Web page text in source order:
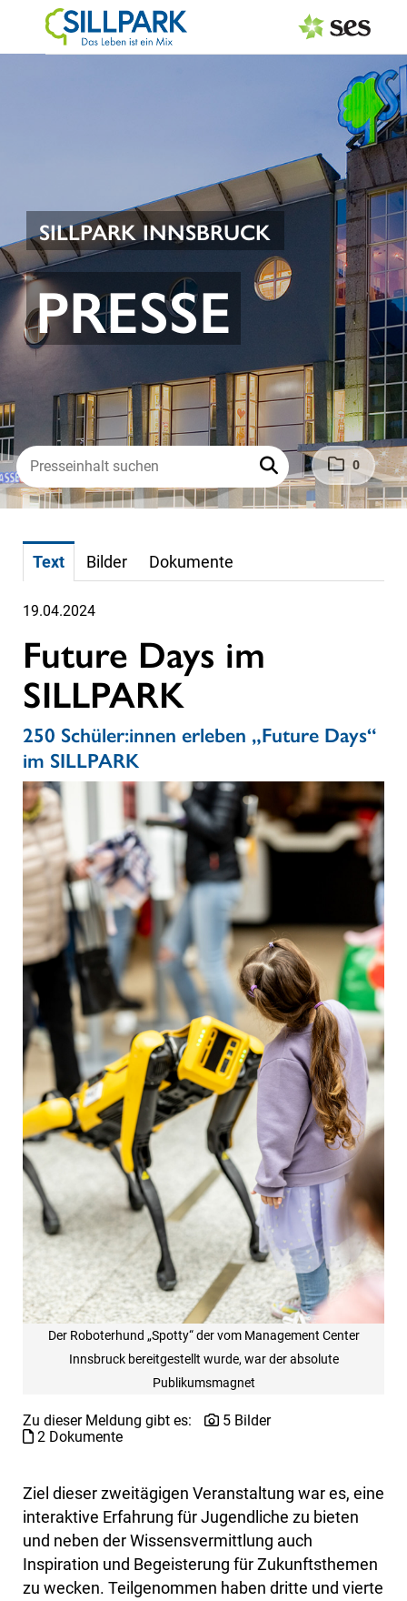
0
SILLPARK INNSBRUCK
PRESSE
MEDIAGALERIE
PRESSEKONTAKT
Text Bilder Dokumente
19.04.2024
Future Days im
SILLPARK
250 Schüler:innen erleben „Future Days“
im SILLPARK
Der Roboterhund „Spotty“ der vom Management Center
Innsbruck bereitgestellt wurde, war der absolute
Publikumsmagnet
Zu dieser Meldung gibt es:
5 Bilder
2 Dokumente
Ziel dieser zweitägigen Veranstaltung war es, eine
interaktive Erfahrung für Jugendliche zu bieten
und neben der Wissensvermittlung auch
Inspiration und Begeisterung für Zukunftsthemen
zu wecken. Teilgenommen haben dritte und vierte